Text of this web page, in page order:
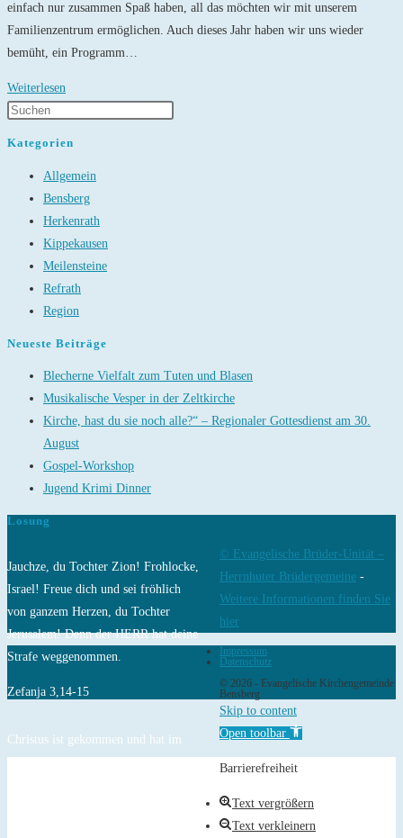
einfach nur zusammen Spaß haben, all das möchten wir mit unserem
Familienzentrum ermöglichen. Auch dieses Jahr haben wir uns wieder
bemüht, ein Programm…
Weiterlesen
Kategorien
Allgemein
Bensberg
Herkenrath
Kippekausen
Meilensteine
Refrath
Region
Neueste Beiträge
Blecherne Vielfalt zum Tuten und Blasen
Musikalische Vesper in der Zeltkirche
Kirche, hast du sie noch alle?“ – Regionaler Gottesdienst am 30.
August
Gospel-Workshop
Jugend Krimi Dinner
Losung
Jauchze, du Tochter Zion! Frohlocke,
Israel! Freue dich und sei fröhlich
von ganzem Herzen, du Tochter
Jerusalem! Denn der HERR hat deine
Strafe weggenommen.
Zefanja 3,14-15
Christus ist gekommen und hat im
© Evangelische Brüder-Unität –
Herrnhuter Brüdergemeine -
Weitere Informationen finden Sie
hier
Impressum
Datenschutz
© 2026 - Evangelische Kirchengemeinde
Bensberg
Skip to content
Open toolbar
Barrierefreiheit
Text vergrößern
Text verkleinern